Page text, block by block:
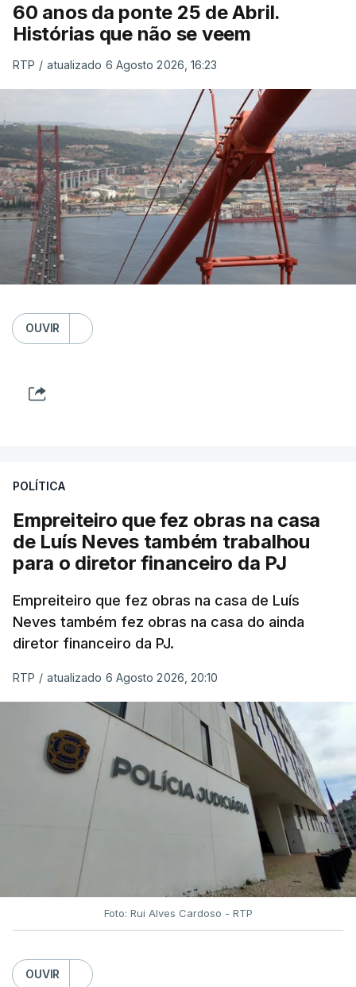
60 anos da ponte 25 de Abril.
Histórias que não se veem
RTP / atualizado 6 Agosto 2026, 16:23
OUVIR
POLÍTICA
Empreiteiro que fez obras na casa
de Luís Neves também trabalhou
para o diretor financeiro da PJ
Empreiteiro que fez obras na casa de Luís
Neves também fez obras na casa do ainda
diretor financeiro da PJ.
RTP / atualizado 6 Agosto 2026, 20:10
Foto: Rui Alves Cardoso - RTP
OUVIR